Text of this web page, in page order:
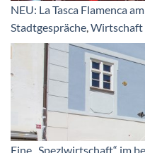
NEU: La Tasca Flamenca
Stadtgespräche,Wirtschaft
Eine „Spezlwirtschaft“ im